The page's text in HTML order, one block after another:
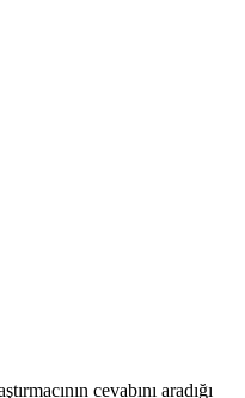
cevabını aradığı